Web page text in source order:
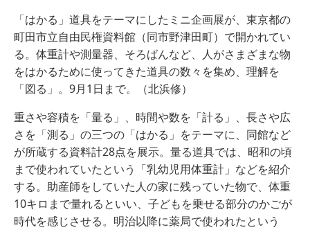
「はかる」道具をテーマにしたミニ企画展が、東京都の
町田市立自由民権資料館（同市野津田町）で開かれてい
る。体重計や測量器、そろばんなど、人がさまざまな物
をはかるために使ってきた道具の数々を集め、理解を
「図る」。9月1日まで。（北浜修）
重さや容積を「量る」、時間や数を「計る」、長さや広
さを「測る」の三つの「はかる」をテーマに、同館など
が所蔵する資料計28点を展示。量る道具では、昭和の頃
まで使われていたという「乳幼児用体重計」などを紹介
する。助産師をしていた人の家に残っていた物で、体重
10キロまで量れるといい、子どもを乗せる部分のかごが
時代を感じさせる。明治以降に薬局で使われたという